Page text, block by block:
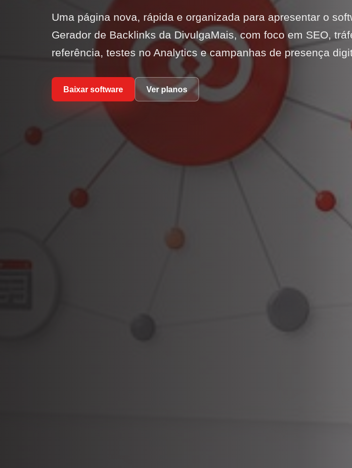
Uma página nova, rápida e organizada para apresentar o
Gerador de Backlinks da DivulgaMais, com foco em SEO,
referência, testes no Analytics e campanhas de presença
Baixar software Ver planos